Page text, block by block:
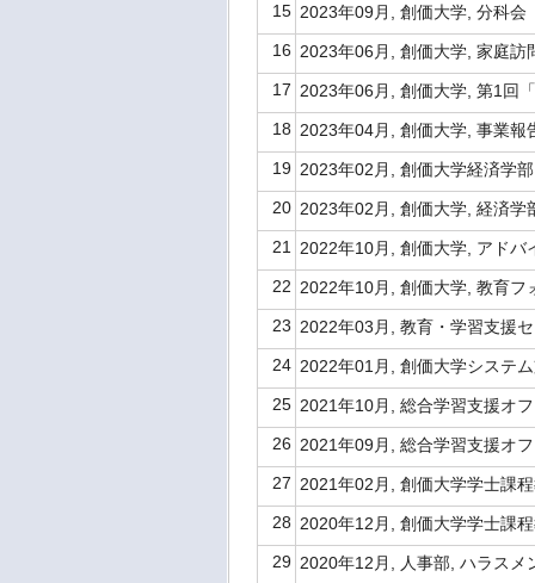
15 2023年09月, 創価大学, 分科会
16 2023年06月, 創価大学, 家庭
17 2023年06月, 創価大学, 第1回
18 2023年04月, 創価大学, 事業報
19 2023年02月, 創価大学経済学
20 2023年02月, 創価大学, 経済
21
2022年10月, 創価大学, アドバ
22 2022年10月, 創価大学, 教育フ
23 2022年03月, 教育・学習支援
24 2022年01月, 創価大学システ
25 2021年10月, 総合学習支援オ
26 2021年09月, 総合学習支援オ
27 2021年02月, 創価大学学士課
28 2020年12月, 創価大学学士課
29 2020年12月, 人事部, ハラスメ